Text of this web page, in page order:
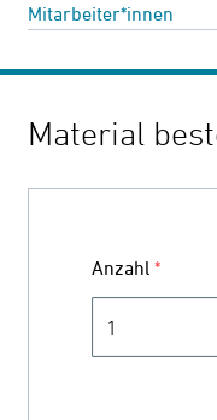
Mitarbeiter*innen
Material
Anzahl*